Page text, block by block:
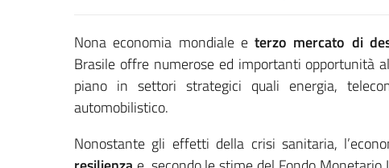
Nona economia mondiale eterzo mercato di
Brasile offre numerose ed importanti opportunità
piano in settori strategici quali energia,
automobilistico.
Nonostante gli effetti della crisi sanitaria,